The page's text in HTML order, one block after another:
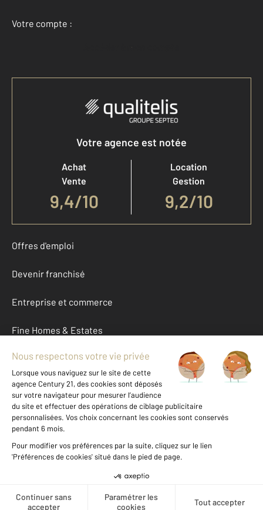
Votre compte :
Accéder à mon compte
Votre agence est notée
Achat
Vente
9,4/10
Location
Gestion
9,2/10
Offres d'emploi
Devenir franchisé
Entreprise et commerce
Fine Homes & Estates
À propos
International
Nous contacter
Données personnelles
Gestionnaire des cookies